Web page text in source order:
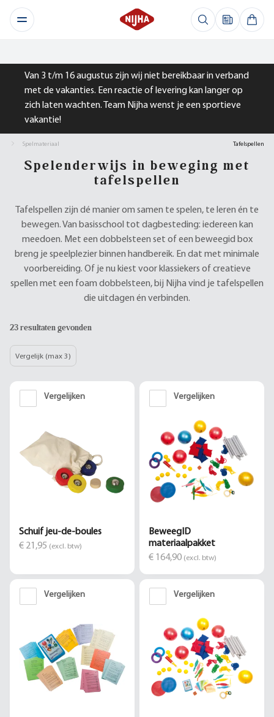
Van 3 t/m 16 augustus zijn wij niet bereikbaar in verband
met de vakanties. Een reactie of levering kan langer op
zich laten wachten. Team Nijha wenst je een sportieve
vakantie!
Spelmateriaal Tafelspellen
Spelenderwijs in beweging met
tafelspellen
Tafelspellen zijn dé manier om samen te spelen, te leren én te
bewegen. Van basisschool tot dagbesteding: iedereen kan
meedoen. Met een dobbelsteen set of een beweegid box
breng je speelplezier binnen handbereik. En dat met minimale
voorbereiding. Of je nu kiest voor klassiekers of creatieve
spellen met een foam dobbelsteen, bij Nijha vind je tafelspellen
die uitdagen én verbinden.
23 resultaten gevonden
Vergelijk (max 3)
Vergelijken
Schuif jeu-de-boules
€ 21,95 (excl. btw)
Vergelijken
BeweegID
materiaalpakket
€ 164,90 (excl. btw)
Vergelijken Vergelijken